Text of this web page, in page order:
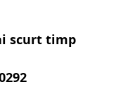
scurt timp